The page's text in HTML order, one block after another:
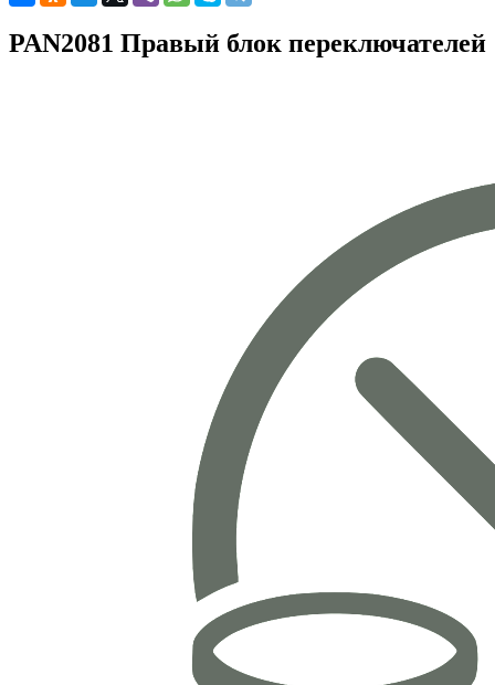
PAN2081 Правый блок переключателей